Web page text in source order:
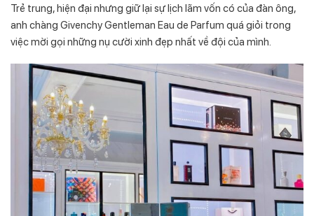
Trẻ trung, hiện đại nhưng giữ lại sự lịch lãm vốn có của đàn ông,
anh chàng Givenchy Gentleman Eau de Parfum quá giỏi trong
việc mời gọi những nụ cười xinh đẹp nhất về đội của mình.